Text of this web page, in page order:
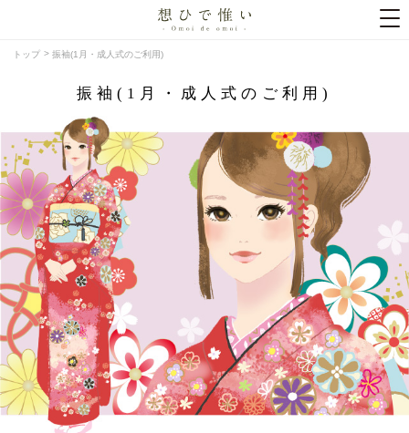
トップ 振袖(1月・成人式のご利用)
振袖(1月・成人式のご利用)